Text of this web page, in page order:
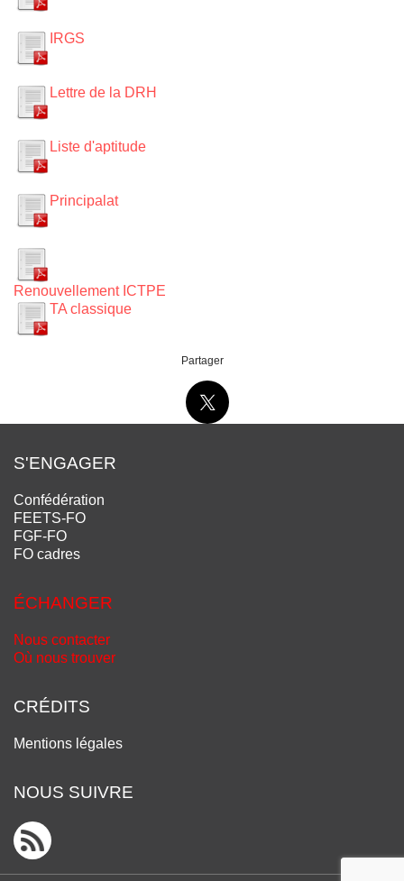
IRGS
Lettre de la DRH
Liste d'aptitude
Principalat
Renouvellement ICTPE
TA classique
Partager
S'ENGAGER
Confédération
FEETS-FO
FGF-FO
FO cadres
ÉCHANGER
Nous contacter
Où nous trouver
CRÉDITS
Mentions légales
NOUS SUIVRE